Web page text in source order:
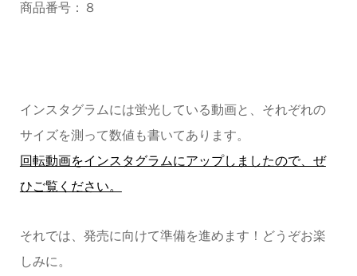
商品番号：８
インスタグラムには蛍光している動画と、それぞれの
サイズを測って数値も書いてあります。
回転動画をインスタグラムにアップしましたので、ぜ
ひご覧ください。
それでは、発売に向けて準備を進めます！どうぞお楽
しみに。